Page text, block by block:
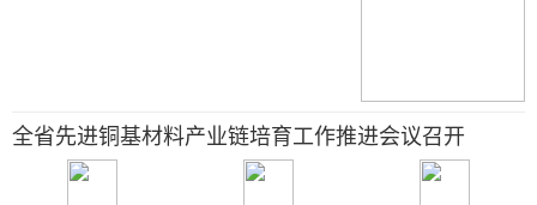
全省先进铜基材料产业链培育工作推进会议召开